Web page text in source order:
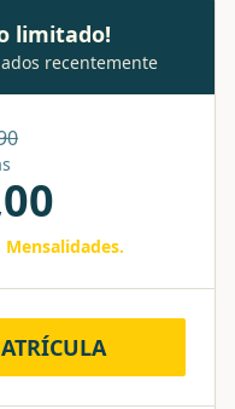
limitado!
recentemente